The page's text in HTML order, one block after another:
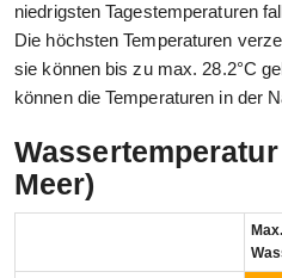
niedrigsten Tagestemperaturen
Die höchsten Temperaturen
sie können bis zu max. 28.2°C
können die Temperaturen in der
Meer)
Max.